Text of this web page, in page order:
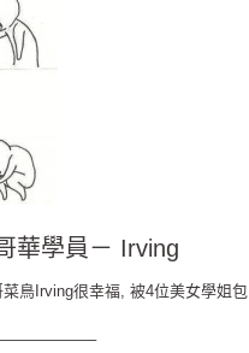
華學員－ Irving
鳥Irving很幸福, 被4位美女學姐包